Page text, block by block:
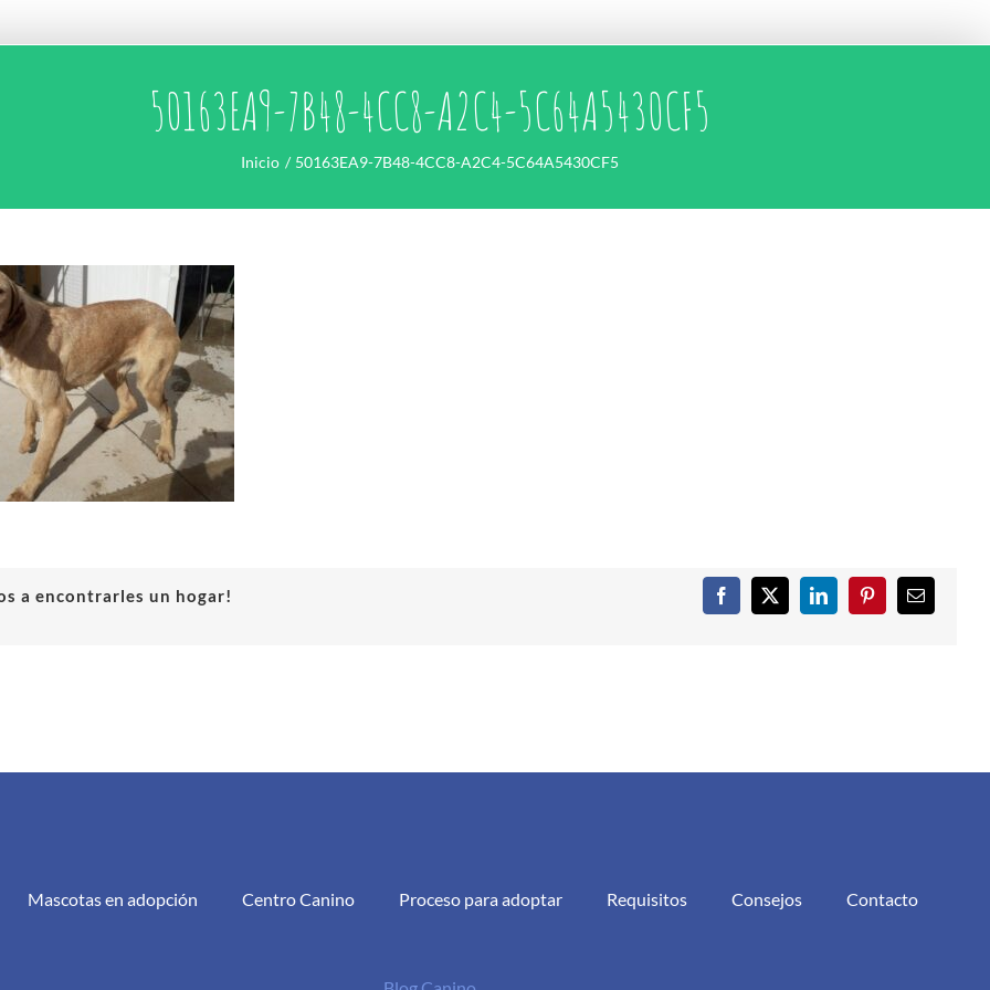
50163EA9-7B48-4CC8-A2C4-5C64A5430CF5
Inicio 50163EA9-7B48-4CC8-A2C4-5C64A5430CF5
a encontrarles un hogar! Facebook
X LinkedInPinterestCorreo
electrónico
Mascotas en adopción Centro Canino Proceso para adoptar Requisitos Consejos Contacto